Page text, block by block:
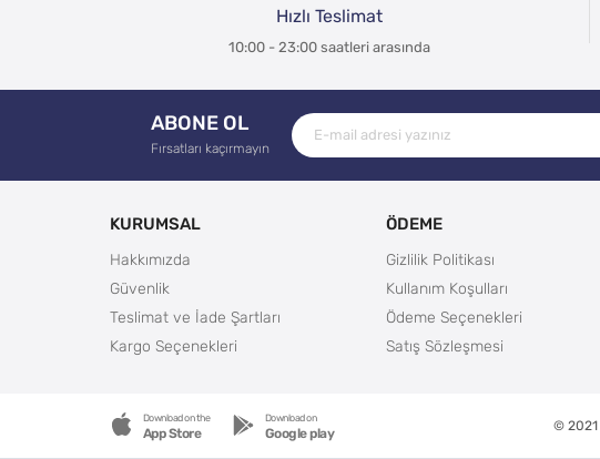
Hızlı Teslimat
10:00 - 23:00 saatleri arasında
ABONE OL
Fırsatları kaçırmayın
KURUMSAL
Hakkımızda
Güvenlik
Teslimat ve İade Şartları
Kargo Seçenekleri
ÖDEME
Gizlilik Politikası
Kullanım Koşulları
Ödeme Seçenekleri
Satış Sözleşmesi
Download on the
App Store
Download on
Google play © 2021